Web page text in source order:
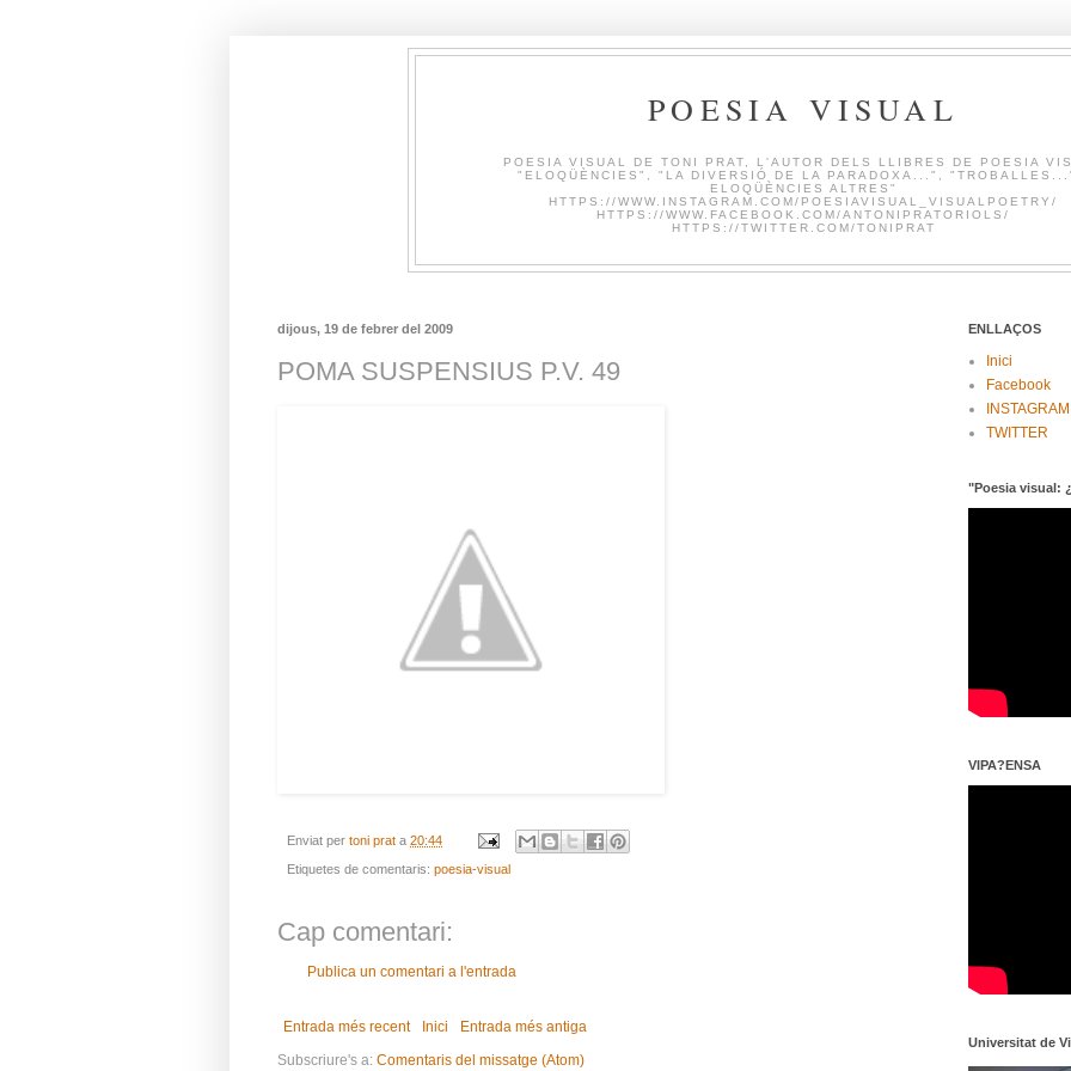
POESIA VISUAL
POESIA VISUAL DE TONI PRAT, L'AUTOR DELS LLIBRES DE POESIA
"ELOQÜÈNCIES", "LA DIVERSIÓ DE LA PARADOXA...",
ELOQÜÈNCIES ALTRES"
HTTPS://WWW.INSTAGRAM.COM/POESIAVISUAL_VISUALPOETRY/
HTTPS://WWW.FACEBOOK.COM/ANTONIPRATORIOLS/
HTTPS://TWITTER.COM/TONIPRAT
dijous, 19 de febrer del 2009
POMA SUSPENSIUS P.V. 49
Enviat per toni prat a 20:44
Etiquetes de comentaris: poesia-visual
Cap comentari:
Publica un comentari a l'entrada
Entrada més recent Entrada més antiga
Inici
Subscriure's a: Comentaris del missatge (Atom)
ENLLAÇOS
Inici
Facebook
INSTAGRAM
TWITTER
"Poesia visual:
VIPA?ENSA
Universitat de